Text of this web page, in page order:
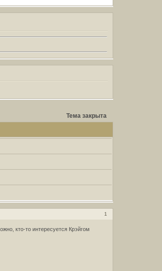
Тема закрыта
1
кто-то интересуется Крэйгом